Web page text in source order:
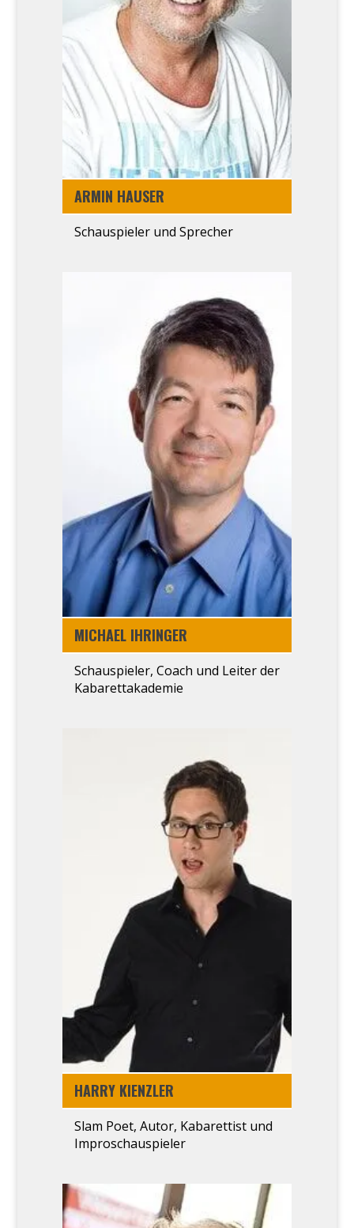
ARMIN HAU­SER
Schau­spie­ler und Spre­cher
MICHA­EL IHRIN­GER
Schau­spie­ler, Coach und Lei­ter der
Kabarett­akademie
HAR­RY KIENZ­LER
Slam Poet, Autor, Kaba­ret­tist und
Impro­schau­spie­ler